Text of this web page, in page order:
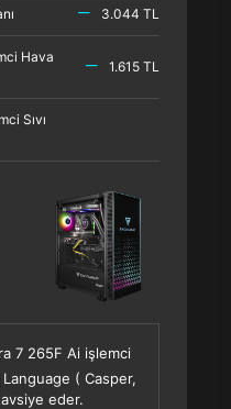
3.044 TL
Hava
1.615 TL
Sıvı
7 265F Ai işlemci
( Casper,
eder.